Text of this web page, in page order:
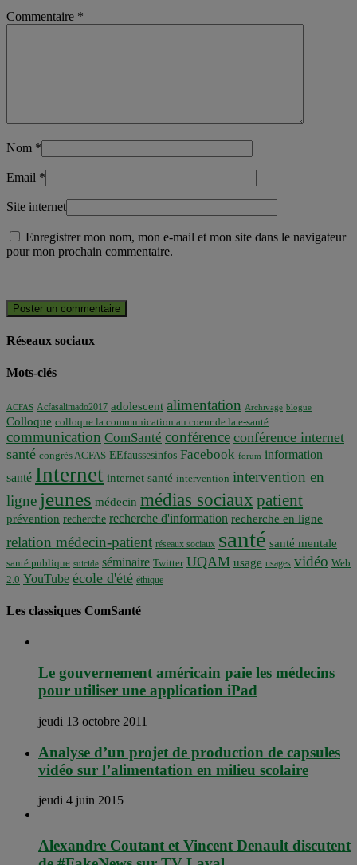
Commentaire *
Nom *
Email *
Site internet
Enregistrer mon nom, mon e-mail et mon site dans le navigateur
pour mon prochain commentaire.
Réseaux sociaux
Mots-clés
ACFAS Acfasalimado2017 adolescent alimentation Archivage blogue
Colloque colloque la communication au coeur de la e-santé
communication ComSanté conférence conférence internet
santé congrès ACFAS EEfaussesinfos Facebook forum information
santé Internet internet santé intervention intervention en
ligne jeunes médecin médias sociaux patient
prévention recherche recherche d'information recherche en ligne
relation médecin-patient réseaux sociaux santé santé mentale
santé publique suicide séminaire Twitter UQAM usage usages vidéo Web
2.0 YouTube école d'été éthique
Les classiques ComSanté
Le gouvernement américain paie les médecins
pour utiliser une application iPad
jeudi 13 octobre 2011
Analyse d’un projet de production de capsules
vidéo sur l’alimentation en milieu scolaire
jeudi 4 juin 2015
Alexandre Coutant et Vincent Denault discutent